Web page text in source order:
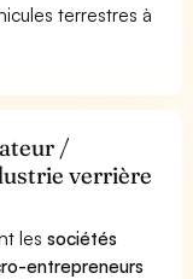
terrestres à
/
verrière
lessociétés
entrepreneurs